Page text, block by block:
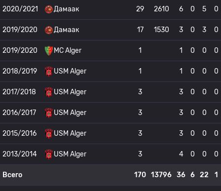
2020/2021 Дамаак 29 2610 6 0 5 0
2019/2020 Дамаак 17 1530 3 0 3 0
2019/2020 MC Alger 1 1 0 0 0
2018/2019 USM Alger 1 1 0 0 0
2017/2018 USM Alger 3 3 0 0 0
2016/2017 USM Alger 3 3 0 0 0
2015/2016 USM Alger 3 3 0 0 0
2013/2014 USM Alger 3 4 0 0 0
Всего 170 13796 36 6 22 1